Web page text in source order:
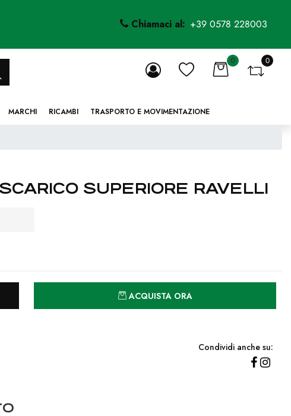
Chiamaci al: +39 0578 228003
0 0
MARCHI RICAMBI TRASPORTO E MOVIMENTAZIONE
SUPERIORE RAVELLI
ACQUISTA ORA
Condividi anche su: